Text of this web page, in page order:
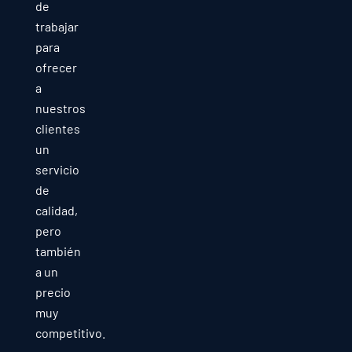
de
trabajar
para
ofrecer
a
nuestros
clientes
un
servicio
de
calidad,
pero
también
a un
precio
muy
competitivo.